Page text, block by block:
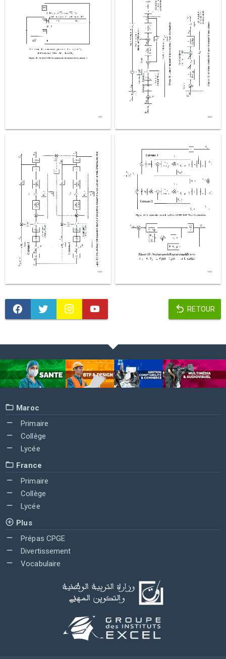
RETOUR
Maroc
Primaire
Collège
Lycée
France
Primaire
Collège
Lycée
Plus
Prépas CPGE
Divertissement
Vocabulaire